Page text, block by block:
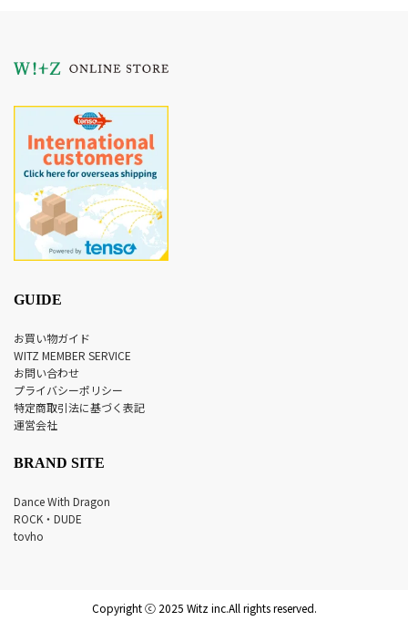
GUIDE
お買い物ガイド
WITZ MEMBER SERVICE
お問い合わせ
プライバシーポリシー
特定商取引法に基づく表記
運営会社
BRAND SITE
Dance With Dragon
ROCK・DUDE
tovho
Copyright ⓒ 2025 Witz inc.All rights reserved.